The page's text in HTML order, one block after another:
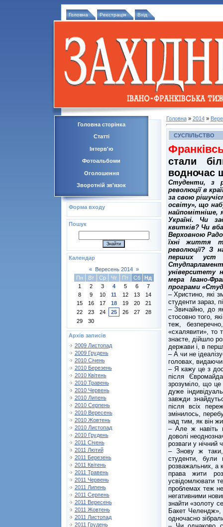
Головна Реєстрація Вхід
Головна сторінка
Статті
Інтерв'ю
Фотоальбоми
Оголошення
Зворотній зв'язок
Форма входу
Пошук
Календар
«
Вересень 2014 »
Пн
Вт Ср Чт Пт Сб
Нд
1
2 3 4 5 6
7
8
9 10 11 12 13
14
15
16 17 18 19 20
21
22
23 24 25 26 27
28
29
30
Архів записів
2009 Листопад
2009 Грудень
2010 Січень
2010 Березень
2010 Квітень
2010 Травень
2010 Червень
2010 Липень
2010 Серпень
2010 Вересень
2010 Жовтень
2010 Листопад
2010 Грудень
2011 Січень
2011 Лютий
2011 Березень
2011 Квітень
2011 Травень
2011 Червень
2011 Липень
2011 Серпень
2011 Вересень
2011 Жовтень
2011 Листопад
2011 Грудень
Головна» 2014 »
СУСПІЛЬСТВО
стали
водночас
Студенти, з
революції в
за свою
освіту», що
найпомітніше,
Україні. Чи
квитків? Чи
Верховною
їхні життя
революції? З
перших уст
університету
мера Івано-
програми
– Христино, які
студенти зараз,
– Звичайно, до
стосовно того,
теж,
«схалявити», то
знаєте, дійшло
держави і, в
– А чи не
головах,
– Я кажу це з
після
зрозуміло, що це
дуже
завжди
після всіх
змінилось,
над тим, як він
– Але ж навіть
доволі
розваги у нічний
– Знову ж таки,
студенти, були
розважальних, а
права жити
усвідомлювати
проблемах теж
негативними
знайти «золоту
Бакет
одночасно